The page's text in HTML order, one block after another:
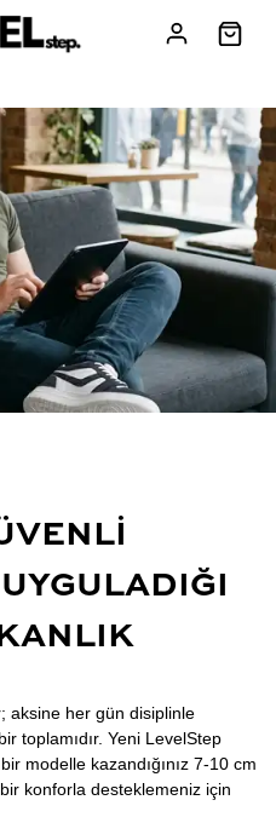
aksine her gün disiplinle
toplamıdır. Yeni LevelStep
modelle kazandığınız 7-10 cm
konforla desteklemeniz için